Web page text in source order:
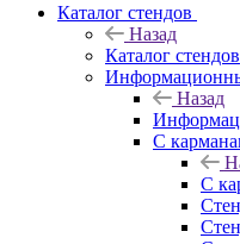
Каталог стендов
Назад
Каталог стендов
Назад
С
С